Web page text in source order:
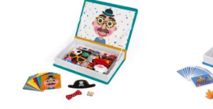
Safari Ltd.
Sentosphere
Small Foot
Taf Toys
Toys for Life